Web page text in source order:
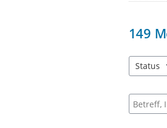
149
Status
Suche